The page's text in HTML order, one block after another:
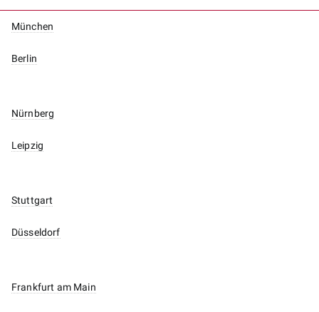
München
Berlin
Nürnberg
Leipzig
Stuttgart
Düsseldorf
Frankfurt am Main